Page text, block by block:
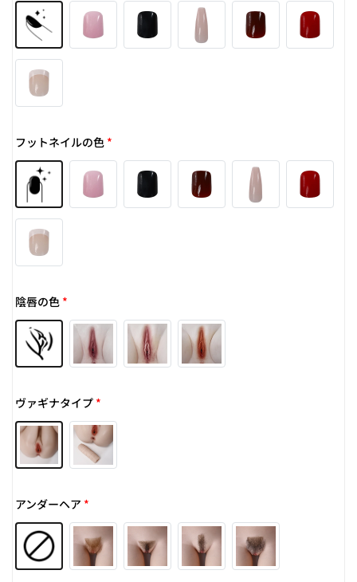
フットネイルの色 *
陰唇の色 *
ヴァギナタイプ *
アンダーヘア *